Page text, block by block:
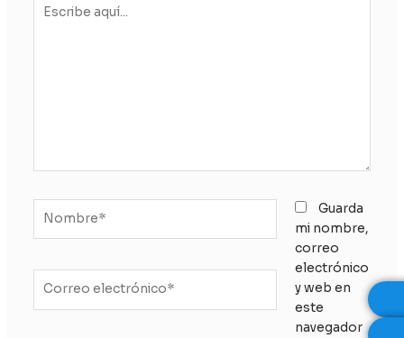
aquí...
electrónico*
Guarda
mi nombre,
correo
electrónico
y web en
este
navegador